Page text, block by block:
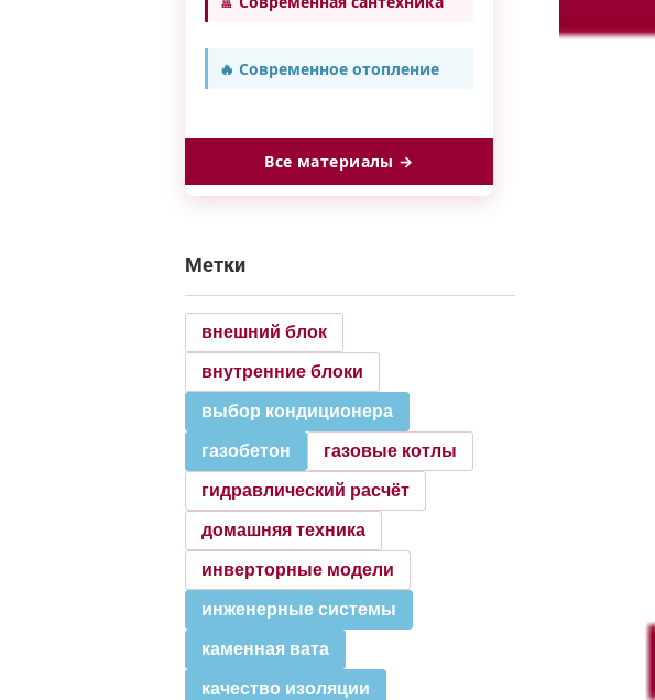
🔥 Современное отопление
Все материалы →
Метки
внешний блок
внутренние блоки
выбор кондиционера
газобетон газовые котлы
гидравлический расчёт
домашняя техника
инверторные модели
инженерные системы
каменная вата
качество изоляции